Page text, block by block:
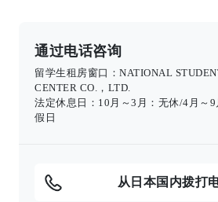
通过电话咨询
留学生租房窗口：NATIONAL
CENTER CO.，LTD.
法定休息日：10月～3月：无休/4月～
假日
从日本国内拨打